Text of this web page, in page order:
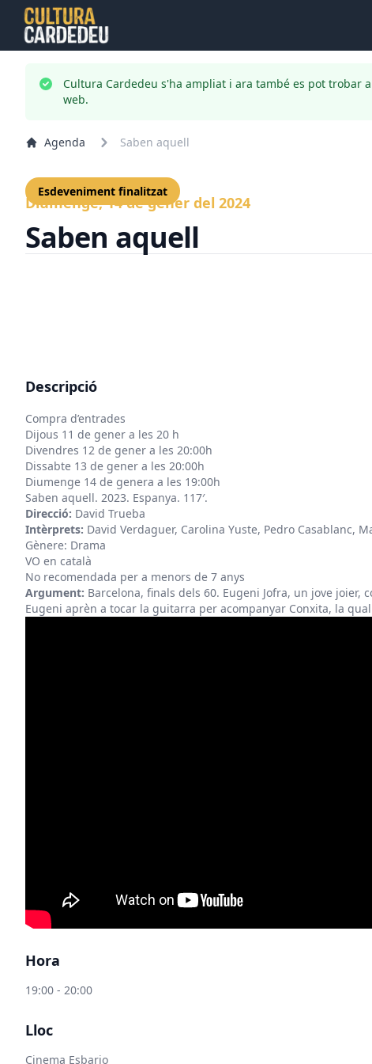
Cultura Cardedeu s'ha ampliat i ara també es pot trobar a
web.
Agenda Saben aquell
Esdeveniment finalitzat
Diumenge, 14 de gener del 2024
Saben aquell
Descripció
Compra d’entrades
Dijous 11 de gener a les 20 h
Divendres 12 de gener a les 20:00h
Dissabte 13 de gener a les 20:00h
Diumenge 14 de genera a les 19:00h
Saben aquell. 2023. Espanya. 117′.
Direcció: David Trueba
Intèrprets: David Verdaguer, Carolina Yuste, Pedro Casablanc,
Gènere: Drama
VO en català
No recomendada per a menors de 7 anys
Argument: Barcelona, finals dels 60. Eugeni Jofra, un jove
Eugeni aprèn a tocar la guitarra per acompanyar Conxita, la
Hora
19:00 - 20:00
Lloc
Cinema Esbarjo